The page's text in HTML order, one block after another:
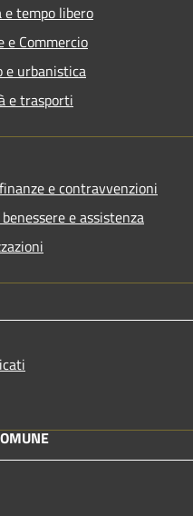
e tempo libero
e Commercio
e urbanistica
e trasporti
e contravvenzioni
e assistenza